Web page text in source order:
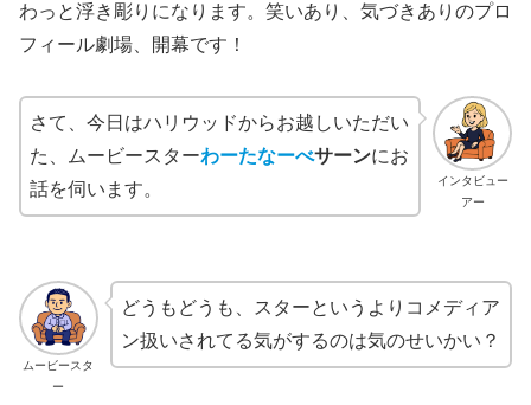
わっと浮き彫りになります。笑いあり、気づきありのプロ
フィール劇場、開幕です！
インタビュー
アー
さて、今日はハリウッドからお越しいただい
た、ムービースターわーたなーべサーンにお
話を伺います。
ムービースタ
ー
どうもどうも、スターというよりコメディア
ン扱いされてる気がするのは気のせいかい？